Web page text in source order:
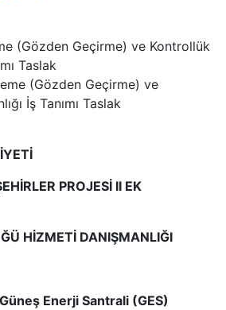
(Gözden Geçirme) ve Kontrollük
Taslak
PROJESİ II EK
HİZMETİ DANIŞMANLIĞI
Enerji Santrali (GES)